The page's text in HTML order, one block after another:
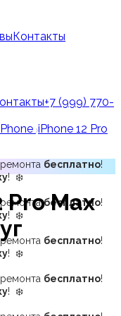
Контакты
+7 (999) 770-
iPhone 12 Pro
бесплатно!
! ❄️
бесплатно!
! ❄️
бесплатно!
! ❄️
бесплатно!
! ❄️
Pro Max